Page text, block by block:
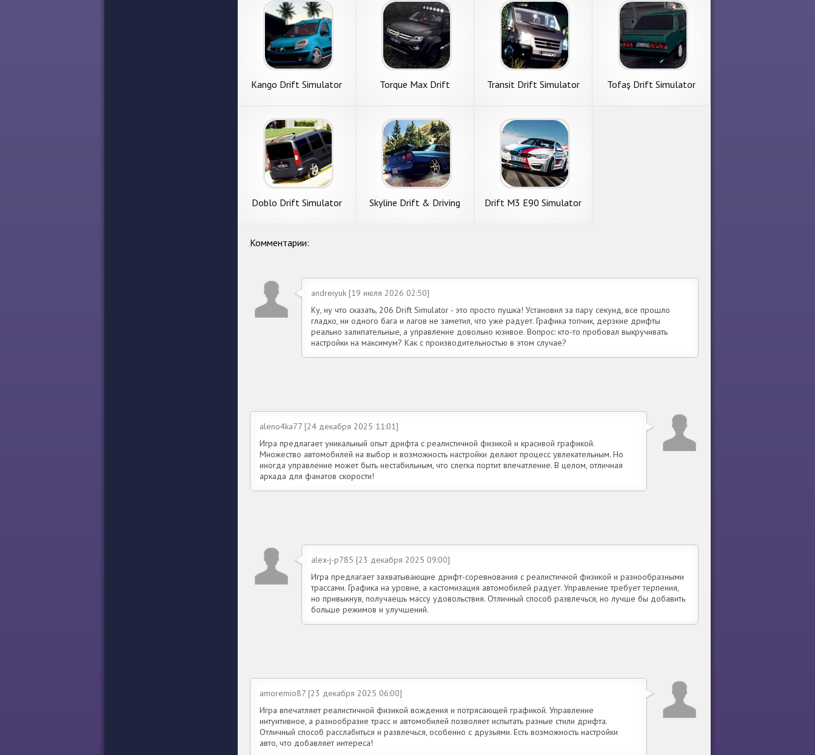
Kango Drift Simulator
Torque Max Drift
Transit Drift Simulator Tofaş Drift Simulator
Doblo Drift Simulator
Skyline Drift & Driving
Drift M3 E90 Simulator
Комментарии:
andreiyuk [19 июля 2026 02:50]
Ку, ну что сказать, 206 Drift Simulator - это просто пушка! Установил за пару секунд, все прошло
гладко, ни одного бага и лагов не заметил, что уже радует. Графика топчик, дерзкие дрифты
реально залипательные, а управление довольно юзивое. Вопрос: кто-то пробовал выкручивать
настройки на максимум? Как с производительностью в этом случае?
aleno4ka77 [24 декабря 2025 11:01]
Игра предлагает уникальный опыт дрифта с реалистичной физикой и красивой графикой.
Множество автомобилей на выбор и возможность настройки делают процесс увлекательным. Но
иногда управление может быть нестабильным, что слегка портит впечатление. В целом, отличная
аркада для фанатов скорости!
alex-j-p785 [23 декабря 2025 09:00]
Игра предлагает захватывающие дрифт-соревнования с реалистичной физикой и разнообразными
трассами. Графика на уровне, а кастомизация автомобилей радует. Управление требует терпения,
но привыкнув, получаешь массу удовольствия. Отличный способ развлечься, но лучше бы добавить
больше режимов и улучшений.
amoremio87 [23 декабря 2025 06:00]
Игра впечатляет реалистичной физикой вождения и потрясающей графикой. Управление
интуитивное, а разнообразие трасс и автомобилей позволяет испытать разные стили дрифта.
Отличный способ расслабиться и развлечься, особенно с друзьями. Есть возможность настройки
авто, что добавляет интереса!